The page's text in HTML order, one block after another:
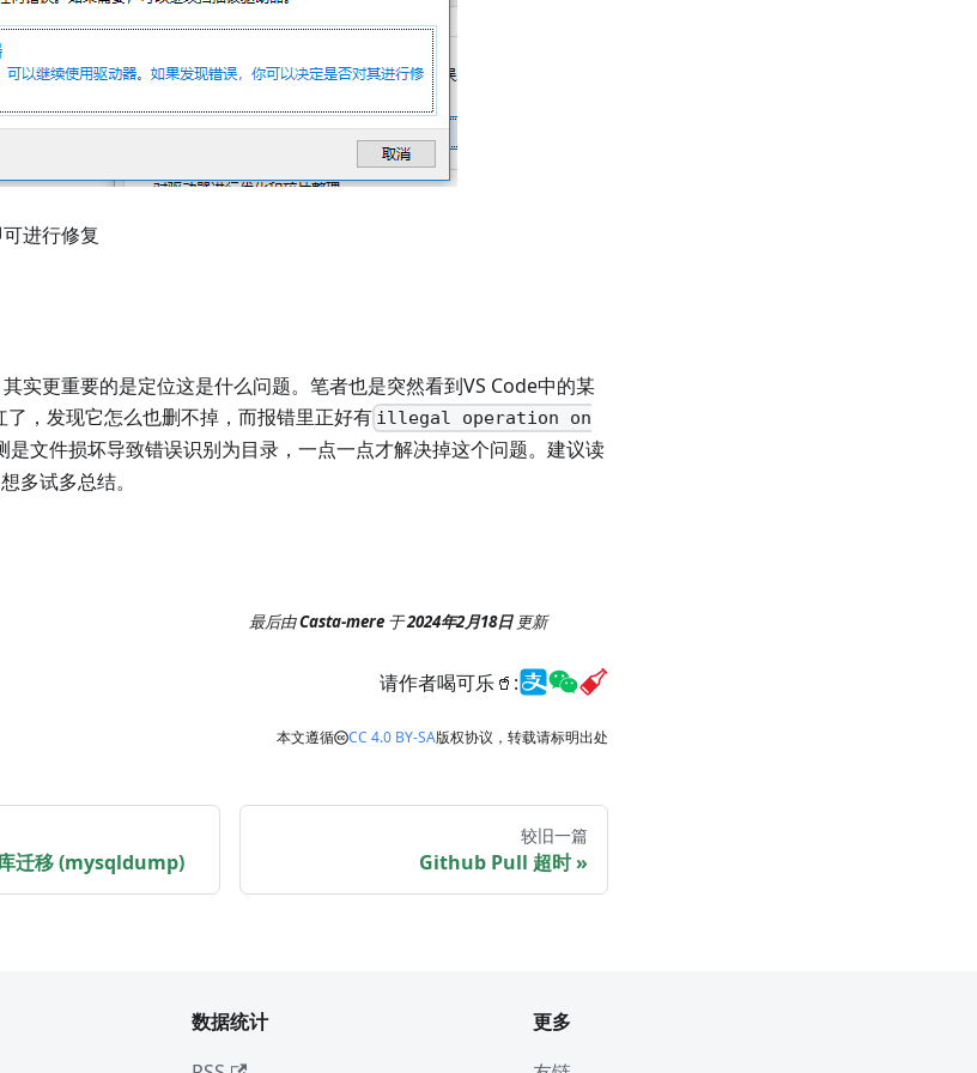
进行修复
实更重要的是定位这是什么问题。笔者也是突然看到VS Code中的某
，发现它怎么也删不掉，而报错里正好有 illegal operation on
是文件损坏导致错误识别为目录，一点一点才解决掉这个问题。建议读
多试多总结。
最后由Casta-mere于2024年2月18日更新
请作者喝可乐🥤:
本文遵循 CC 4.0 BY-SA版权协议，转载请标明出处
迁移 (mysqldump)
较旧一篇
Github Pull 超时
数据统计
更多